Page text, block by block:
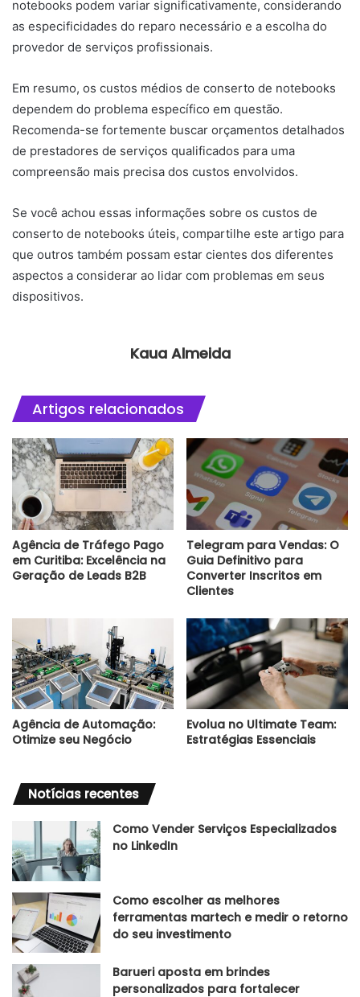
notebooks podem variar significativamente, considerando
as especificidades do reparo necessário e a escolha do
provedor de serviços profissionais.
Em resumo, os custos médios de conserto de notebooks
dependem do problema específico em questão.
Recomenda-se fortemente buscar orçamentos detalhados
de prestadores de serviços qualificados para uma
compreensão mais precisa dos custos envolvidos.
Se você achou essas informações sobre os custos de
conserto de notebooks úteis, compartilhe este artigo para
que outros também possam estar cientes dos diferentes
aspectos a considerar ao lidar com problemas em seus
dispositivos.
Kaua Almeida
Artigos relacionados
Agência de Tráfego Pago
em Curitiba: Excelência na
Geração de Leads B2B
Telegram para Vendas: O
Guia Definitivo para
Converter Inscritos em
Clientes
Agência de Automação:
Otimize seu Negócio
Evolua no Ultimate Team:
Estratégias Essenciais
Notícias recentes
Como Vender Serviços Especializados
no LinkedIn
Como escolher as melhores
ferramentas martech e medir o retorno
do seu investimento
Barueri aposta em brindes
personalizados para fortalecer